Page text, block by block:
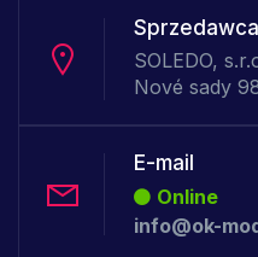
Sprzedawca
SOLEDO,
Nové sady
E-mail
Online
info@ok-